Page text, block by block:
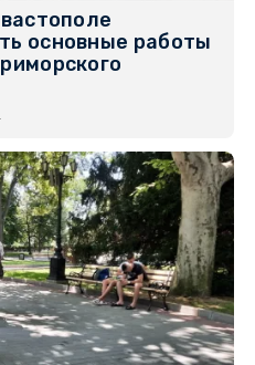
основные работы